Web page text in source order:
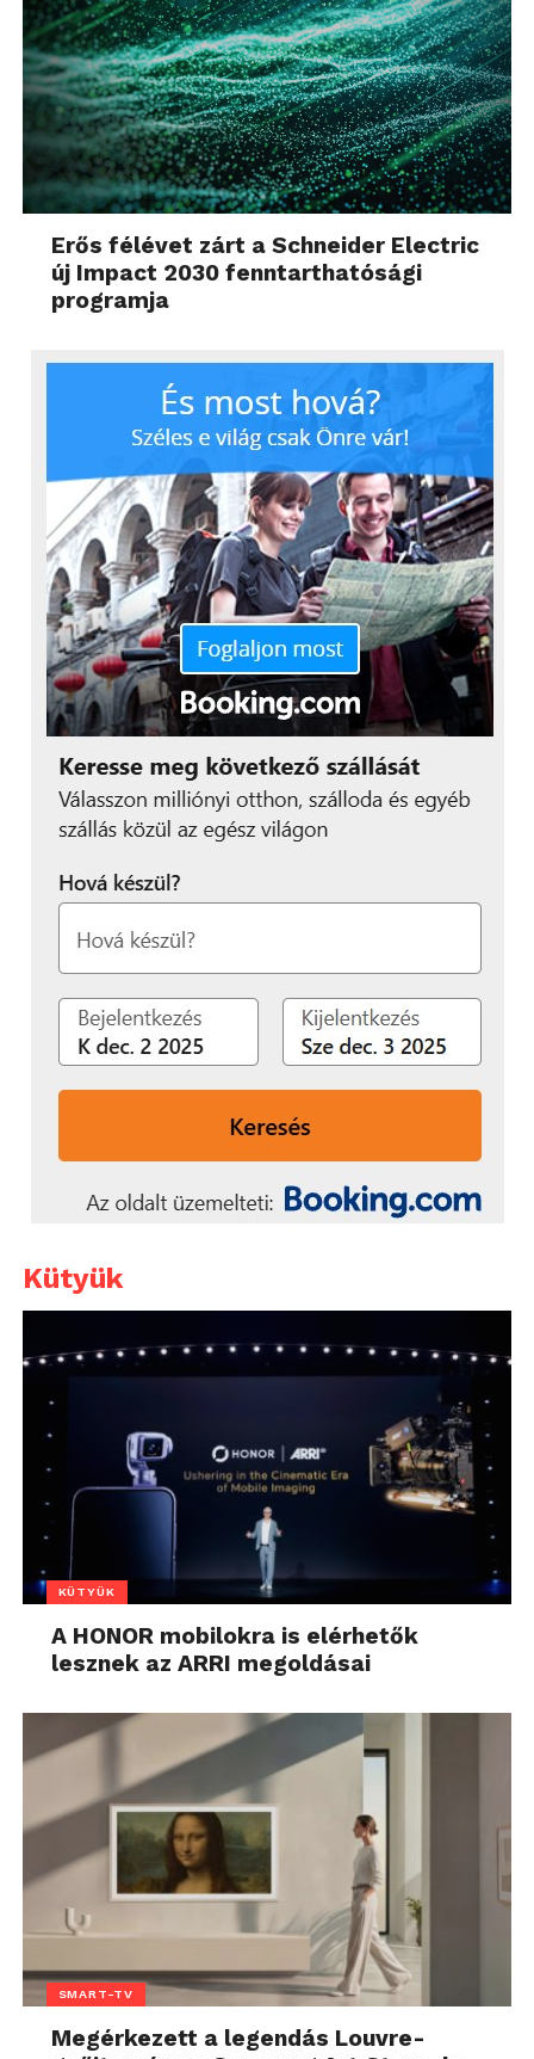
Erős félévet zárt a Schneider Electric
új Impact 2030 fenntarthatósági
programja
Kütyük
KÜTYÜK
A HONOR mobilokra is elérhetők
lesznek az ARRI megoldásai
SMART-TV
Megérkezett a legendás Louvre-